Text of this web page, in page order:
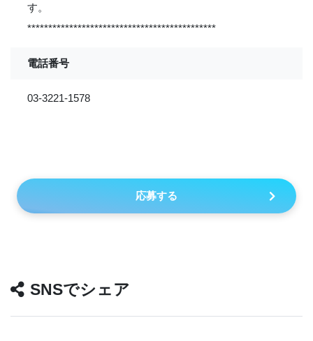
す。
*********************************************
電話番号
03-3221-1578
応募する
SNSでシェア